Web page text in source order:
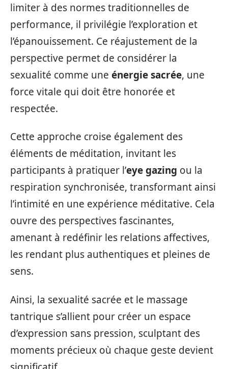
limiter à des normes traditionnelles de
performance, il privilégie l’exploration et
l’épanouissement. Ce réajustement de la
perspective permet de considérer la
sexualité comme une énergie sacrée, une
force vitale qui doit être honorée et
respectée.
Cette approche croise également des
éléments de méditation, invitant les
participants à pratiquer l’eye gazing ou la
respiration synchronisée, transformant ainsi
l’intimité en une expérience méditative. Cela
ouvre des perspectives fascinantes,
amenant à redéfinir les relations affectives,
les rendant plus authentiques et pleines de
sens.
Ainsi, la sexualité sacrée et le massage
tantrique s’allient pour créer un espace
d’expression sans pression, sculptant des
moments précieux où chaque geste devient